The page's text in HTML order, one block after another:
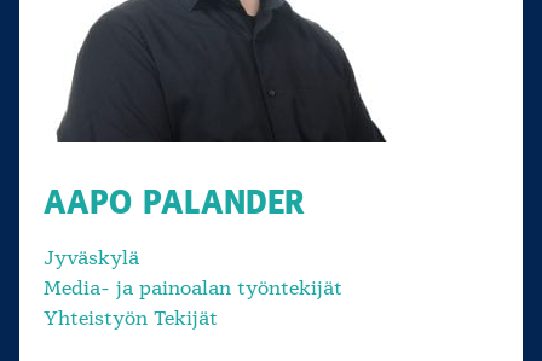
AAPO PALANDER
Jyväskylä
Media- ja painoalan työntekijät
Yhteistyön Tekijät